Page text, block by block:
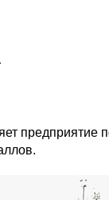
предприятие